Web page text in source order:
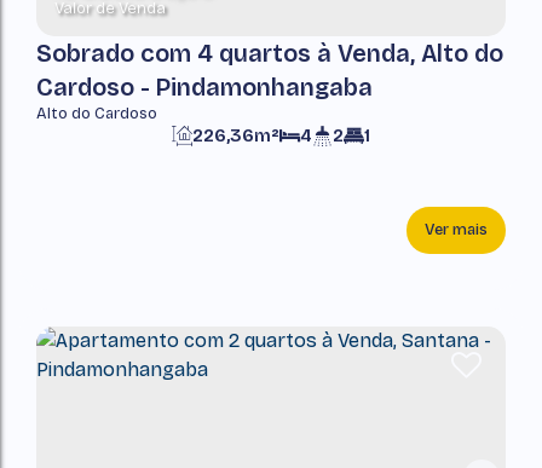
Valor de Venda
Sobrado com 4 quartos à Venda, Alto do
Cardoso - Pindamonhangaba
Alto do Cardoso
4 2
226,36m² 1
Ver mais